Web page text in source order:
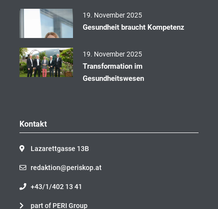
19. November 2025
Gesundheit braucht Kompetenz
19. November 2025
Transformation im
Gesundheitswesen
Kontakt
Lazarettgasse 13B
redaktion@periskop.at
+43/1/402 13 41
part of PERI Group